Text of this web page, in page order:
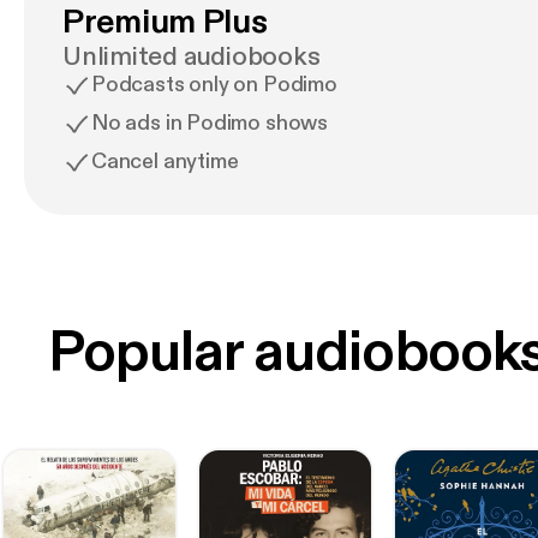
Premium Plus
Unlimited audiobooks
Podcasts only on Podimo
No ads in Podimo shows
Cancel anytime
Popular